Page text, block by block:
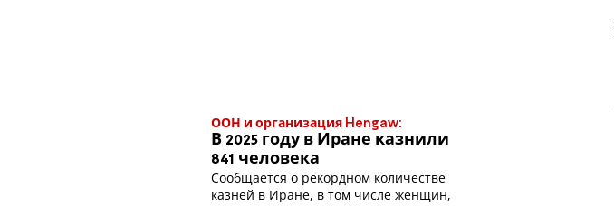
ООН и организация Hengaw:
В 2025 году в Иране казнили
841 человека
Сообщается о рекордном количестве
казней в Иране, в том числе женщин,